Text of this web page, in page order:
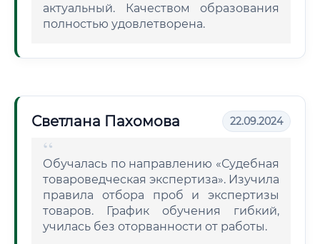
актуальный. Качеством образования
полностью удовлетворена.
Светлана Пахомова 22.09.2024
Обучалась по направлению «Судебная
товароведческая экспертиза». Изучила
правила отбора проб и экспертизы
товаров. График обучения гибкий,
училась без оторванности от работы.